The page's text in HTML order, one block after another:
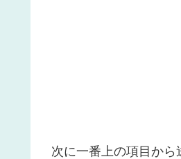
次に一番上の項目か